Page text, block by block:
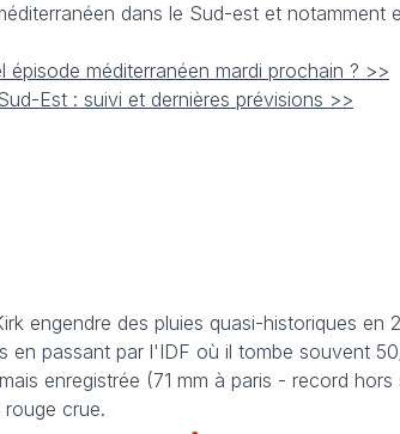
dans le Sud-est et notamment
méditerranéen mardi prochain ? >>
Est : suivi et dernières prévisions >>
engendre des pluies quasi-historiques en
en passant par l'IDF où il tombe souvent
enregistrée (71 mm à paris - record
crue.